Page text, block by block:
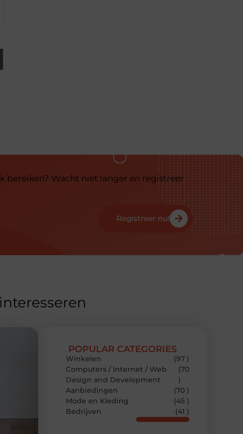
bereiken? Wacht niet langer en registreer
Registreer nu!
POPULAR CATEGORIES
Winkelen
(97 )
Computers / Internet / Web
Design and Development
(70
)
Aanbiedingen
(70 )
Mode en Kleding
(45 )
Bedrijven
(41 )